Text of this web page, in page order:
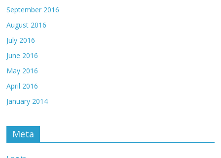
September 2016
August 2016
July 2016
June 2016
May 2016
April 2016
January 2014
Meta